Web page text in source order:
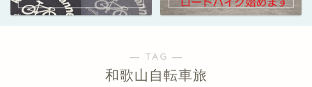
― TAG ―
和歌山自転車旅